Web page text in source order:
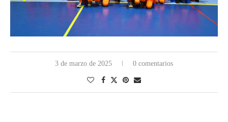
3 de marzo de 2025 0 comentarios